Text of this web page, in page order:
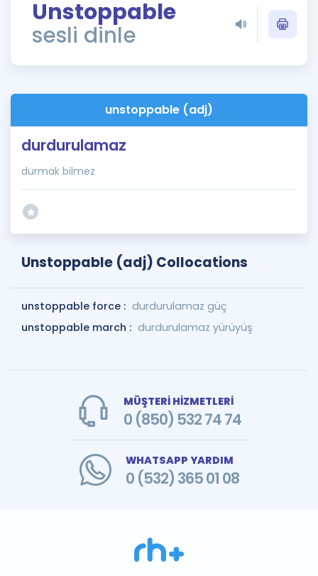
ÖSYM Sınav Takvimi
Kampanyalar
İngilizce Gramer
Unstoppable
sesli dinle
unstoppable (adj)
durdurulamaz
durmak bilmez
Unstoppable (adj) Collocations
unstoppable force : durdurulamaz güç
unstoppable march : durdurulamaz yürüyüş
MÜŞTERİ HİZMETLERİ
0 (850) 532 74 74
WHATSAPP YARDIM
0 (532) 365 01 08